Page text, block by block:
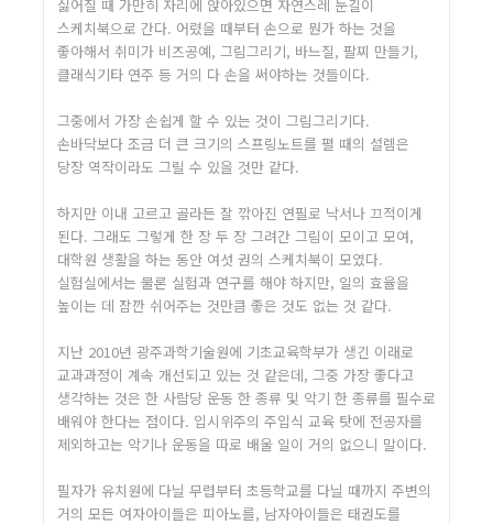
싫어질 때 가만히 자리에 앉아있으면 자연스레 눈길이
스케치북으로 간다. 어렸을 때부터 손으로 뭔가 하는 것을
좋아해서 취미가 비즈공예, 그림그리기, 바느질, 팔찌 만들기,
클래식기타 연주 등 거의 다 손을 써야하는 것들이다.
그중에서 가장 손쉽게 할 수 있는 것이 그림그리기다.
손바닥보다 조금 더 큰 크기의 스프링노트를 펼 때의 설렘은
당장 역작이라도 그릴 수 있을 것만 같다.
하지만 이내 고르고 골라든 잘 깎아진 연필로 낙서나 끄적이게
된다. 그래도 그렇게 한 장 두 장 그려간 그림이 모이고 모여,
대학원 생활을 하는 동안 여섯 권의 스케치북이 모였다.
실험실에서는 물론 실험과 연구를 해야 하지만, 일의 효율을
높이는 데 잠깐 쉬어주는 것만큼 좋은 것도 없는 것 같다.
지난 2010년 광주과학기술원에 기초교육학부가 생긴 이래로
교과과정이 계속 개선되고 있는 것 같은데, 그중 가장 좋다고
생각하는 것은 한 사람당 운동 한 종류 및 악기 한 종류를 필수로
배워야 한다는 점이다. 입시위주의 주입식 교육 탓에 전공자를
제외하고는 악기나 운동을 따로 배울 일이 거의 없으니 말이다.
필자가 유치원에 다닐 무렵부터 초등학교를 다닐 때까지 주변의
거의 모든 여자아이들은 피아노를, 남자아이들은 태권도를